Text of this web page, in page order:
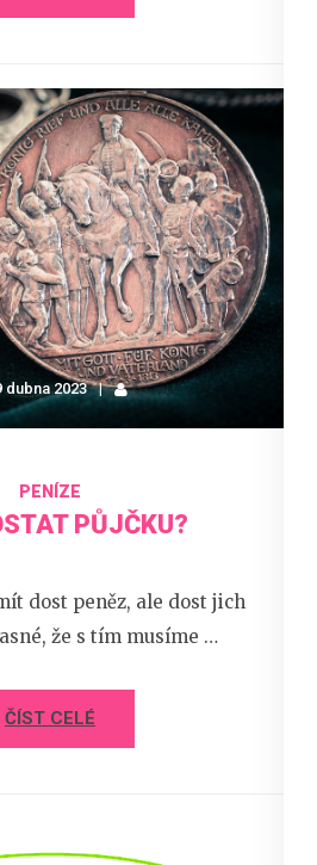
dubna 2023
PENÍZE
PŮJČKU?
dost peněz, ale dost jich
že s tím musíme …
ČÍST CELÉ